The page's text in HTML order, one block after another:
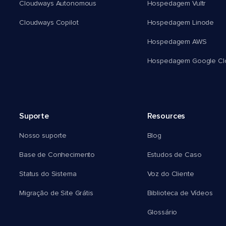
Cloudways Autonomous
Cloudways Copilot
Hospedagem Vultr
Hospedagem Linode
Hospedagem AWS
Hospedagem Google
Suporte
Nosso suporte
Base de Conhecimento
Status do Sistema
Migração de Site Grátis
Resources
Blog
Estudos de Caso
Voz do Cliente
Biblioteca de Vídeos
Glossário